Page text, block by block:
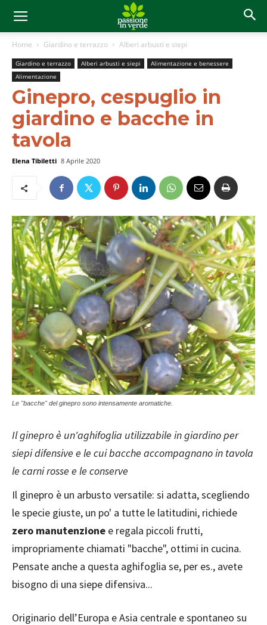
Home Giardino e terrazzo Alberi arbusti e siepi
Giardino e terrazzo Alberi arbusti e siepi
Alimentazione e benessere
Alimentazione
Ginepro, cespuglio in
giardino e bacche in
tavola
Elena Tibiletti 8 Aprile 2020
Le "bacche" del ginepro sono intensamente aromatiche.
Il ginepro è un'aghifoglia utilizzabile in giardino per
siepi difensive e le cui bacche accompagnano in tavola
le carni rosse e le conserve
Il ginepro è un arbusto versatile: si adatta, scegliendo
le specie giuste, un po' a tutte le latitudini, richiede
zero manutenzione e regala piccoli frutti,
impropriamente chiamati "bacche", ottimi in cucina.
Pensate anche a questa aghifoglia se, per es., avete
bisogno di una siepe difensiva...
Originario dell’Europa e Asia centrale e spontaneo su